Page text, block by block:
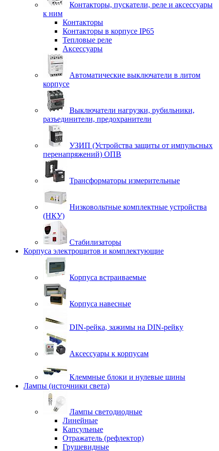
Контакторы, пускатели, реле и аксессуары
к ним
Контакторы
Контакторы в корпусе IP65
Тепловые реле
Аксессуары
Автоматические выключатели в литом
корпусе
Выключатели нагрузки, рубильники,
разъединители, предохранители
УЗИП (Устройства защиты от импульсных
перенапряжений) ОПВ
Трансформаторы измерительные
Низковольтные комплектные устройства
(НКУ)
Стабилизаторы
Корпуса электрощитов и комплектующие
Корпуса встраиваемые
Корпуса навесные
DIN-рейка, зажимы на DIN-рейку
Аксессуары к корпусам
Клеммные блоки и нулевые шины
Лампы (источники света)
Лампы светодиодные
Линейные
Капсульные
Отражатель (рефлектор)
Грушевидные